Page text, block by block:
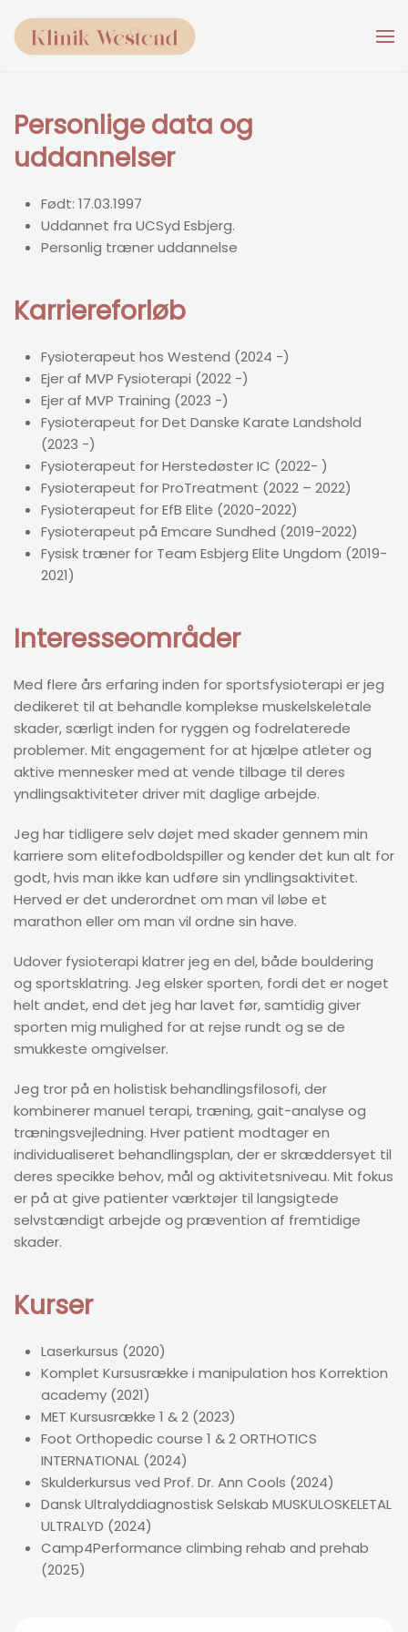
Skip to main content
Personlige data og
uddannelser
Født: 17.03.1997
Uddannet fra UCSyd Esbjerg.
Personlig træner uddannelse
Karriereforløb
Fysioterapeut hos Westend (2024 -)
Ejer af MVP Fysioterapi (2022 -)
Ejer af MVP Training (2023 -)
Fysioterapeut for Det Danske Karate Landshold
(2023 -)
Fysioterapeut for Herstedøster IC (2022- )
Fysioterapeut for ProTreatment (2022 – 2022)
Fysioterapeut for EfB Elite (2020-2022)
Fysioterapeut på Emcare Sundhed (2019-2022)
Fysisk træner for Team Esbjerg Elite Ungdom (2019-
2021)
Interesseområder
Med flere års erfaring inden for sportsfysioterapi er jeg
dedikeret til at behandle komplekse muskelskeletale
skader, særligt inden for ryggen og fodrelaterede
problemer. Mit engagement for at hjælpe atleter og
aktive mennesker med at vende tilbage til deres
yndlingsaktiviteter driver mit daglige arbejde.
Jeg har tidligere selv døjet med skader gennem min
karriere som elitefodboldspiller og kender det kun alt for
godt, hvis man ikke kan udføre sin yndlingsaktivitet.
Herved er det underordnet om man vil løbe et
marathon eller om man vil ordne sin have.
Udover fysioterapi klatrer jeg en del, både bouldering
og sportsklatring. Jeg elsker sporten, fordi det er noget
helt andet, end det jeg har lavet før, samtidig giver
sporten mig mulighed for at rejse rundt og se de
smukkeste omgivelser.
Jeg tror på en holistisk behandlingsfilosofi, der
kombinerer manuel terapi, træning, gait-analyse og
træningsvejledning. Hver patient modtager en
individualiseret behandlingsplan, der er skræddersyet til
deres specikke behov, mål og aktivitetsniveau. Mit fokus
er på at give patienter værktøjer til langsigtede
selvstændigt arbejde og prævention af fremtidige
skader.
Kurser
Laserkursus (2020)
Komplet Kursusrække i manipulation hos Korrektion
academy (2021)
MET Kursusrække 1 & 2 (2023)
Foot Orthopedic course 1 & 2 ORTHOTICS
INTERNATIONAL (2024)
Skulderkursus ved Prof. Dr. Ann Cools (2024)
Dansk Ultralyddiagnostisk Selskab MUSKULOSKELETAL
ULTRALYD (2024)
Camp4Performance climbing rehab and prehab
(2025)